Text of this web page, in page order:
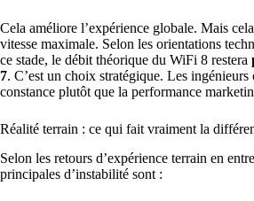
Cela améliore l’expérience globale. Mais
vitesse maximale. Selon les orientations
ce stade, le débit théorique du WiFi 8 restera
7. C’est un choix stratégique. Les
constance plutôt que la performance
Réalité terrain : ce qui fait vraiment la
Selon les retours d’expérience terrain en
principales d’instabilité sont :